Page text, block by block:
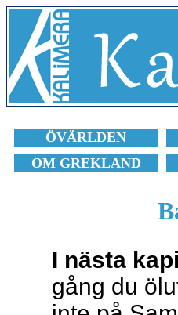
ÖVÄRLDEN
OM GREKLAND
I nästa
gång du